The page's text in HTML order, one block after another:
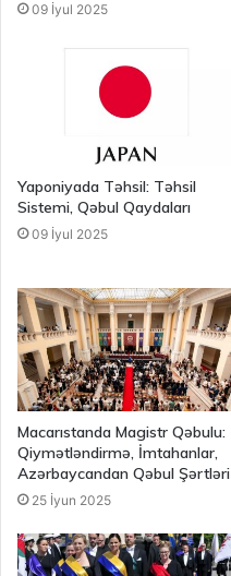
09 İyul 2025
Yaponiyada Təhsil: Təhsil
Sistemi, Qəbul Qaydaları
09 İyul 2025
Macarıstanda Magistr Qəbulu:
Qiymətləndirmə, İmtahanlar,
Azərbaycandan Qəbul Şərtləri
25 İyun 2025